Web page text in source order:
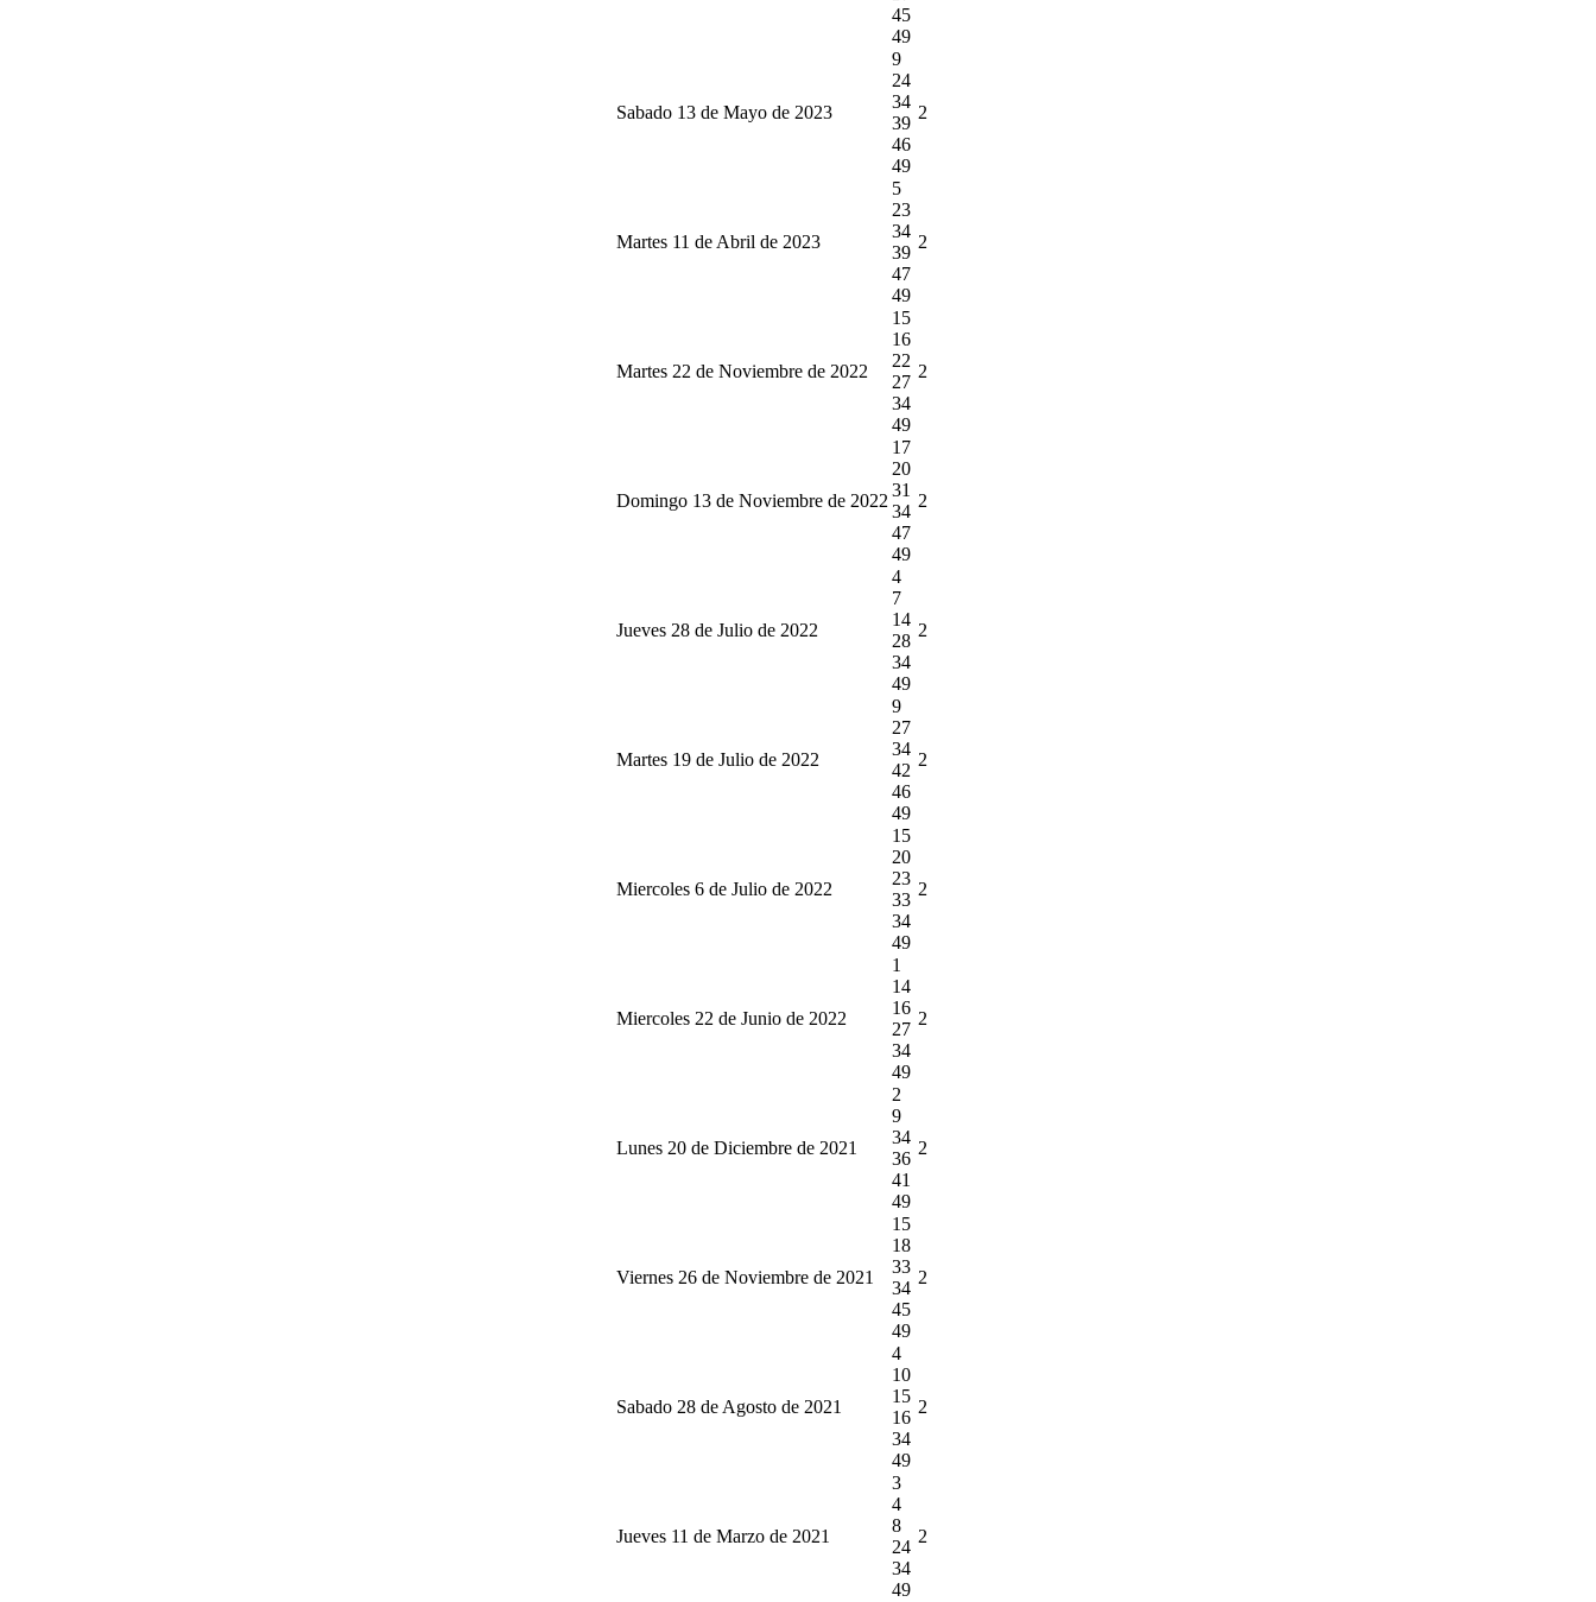
45
49
Sabado 13 de Mayo de 2023
9
24
34
39
46
49
2
Martes 11 de Abril de 2023
5
23
34
39
47
49
2
Martes 22 de Noviembre de 2022
15
16
22
27
34
49
2
Domingo 13 de Noviembre de 2022
17
20
31
34
47
49
2
Jueves 28 de Julio de 2022
4
7
14
28
34
49
2
Martes 19 de Julio de 2022
9
27
34
42
46
49
2
Miercoles 6 de Julio de 2022
15
20
23
33
34
49
2
Miercoles 22 de Junio de 2022
1
14
16
27
34
49
2
Lunes 20 de Diciembre de 2021
2
9
34
36
41
49
2
Viernes 26 de Noviembre de 2021
15
18
33
34
45
49
2
Sabado 28 de Agosto de 2021
4
10
15
16
34
49
2
Jueves 11 de Marzo de 2021
3
4
8
24
34
49
2